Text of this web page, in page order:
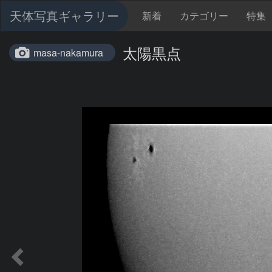
天体写真ギャラリー 新着 カテゴリー 特集
masa-nakamura 太陽黒点